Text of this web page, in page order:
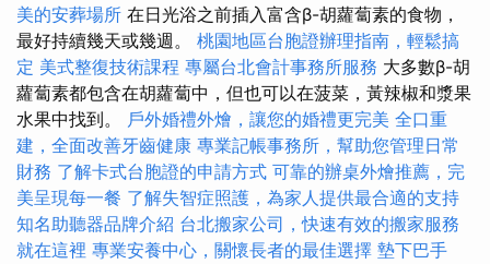
美的安葬場所 在日光浴之前插入富含β-胡蘿蔔素的食物，
最好持續幾天或幾週。 桃園地區台胞證辦理指南，輕鬆搞
定 美式整復技術課程 專屬台北會計事務所服務 大多數β-胡
蘿蔔素都包含在胡蘿蔔中，但也可以在菠菜，黃辣椒和漿果
水果中找到。 戶外婚禮外燴，讓您的婚禮更完美 全口重
建，全面改善牙齒健康 專業記帳事務所，幫助您管理日常
財務 了解卡式台胞證的申請方式 可靠的辦桌外燴推薦，完
美呈現每一餐 了解失智症照護，為家人提供最合適的支持
知名助聽器品牌介紹 台北搬家公司，快速有效的搬家服務
就在這裡 專業安養中心，關懷長者的最佳選擇 墊下巴手